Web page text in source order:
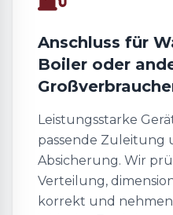
Anschluss für
Boiler oder
Leistungsstarke
passende Zuleitung
Absicherung. Wir
Verteilung,
korrekt und